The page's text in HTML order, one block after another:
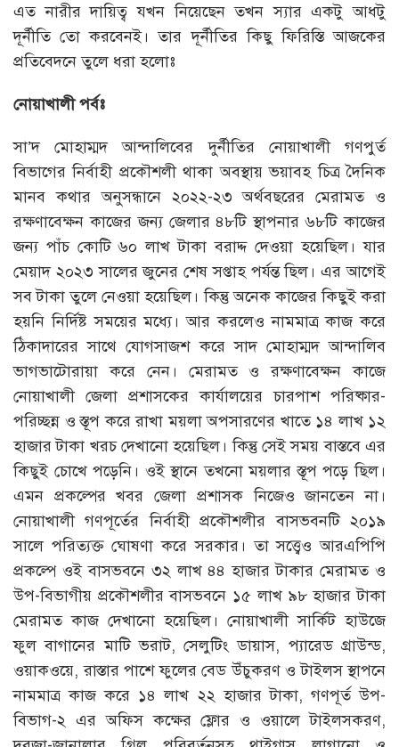
এত নারীর দায়িত্ব যখন নিয়েছেন তখন স্যার একটু আধটু
দূর্নীতি তো করবেনই। তার দূর্নীতির কিছু ফিরিস্তি আজকের
প্রতিবেদনে তুলে ধরা হলোঃ
নোয়াখালী পর্বঃ
সা’দ মোহাম্মদ আন্দালিবের দুর্নীতির নোয়াখালী গণপুর্ত
বিভাগের নির্বাহী প্রকৌশলী থাকা অবস্থায় ভয়াবহ চিত্র দৈনিক
মানব কথার অনুসন্ধানে ২০২২-২৩ অর্থবছরের মেরামত ও
রক্ষণাবেক্ষন কাজের জন্য জেলার ৪৮টি স্থাপনার ৬৮টি কাজের
জন্য পাঁচ কোটি ৬০ লাখ টাকা বরাদ্দ দেওয়া হয়েছিল। যার
মেয়াদ ২০২৩ সালের জুনের শেষ সপ্তাহ পর্যন্ত ছিল। এর আগেই
সব টাকা তুলে নেওয়া হয়েছিল। কিন্তু অনেক কাজের কিছুই করা
হয়নি নির্দিষ্ট সময়ের মধ্যে। আর করলেও নামমাত্র কাজ করে
ঠিকাদারের সাথে যোগসাজশ করে সাদ মোহাম্মদ আন্দালিব
ভাগভাটোরায়া করে নেন। মেরামত ও রক্ষণাবেক্ষন কাজে
নোয়াখালী জেলা প্রশাসকের কার্যালয়ের চারপাশ পরিষ্কার-
পরিচ্ছন্ন ও স্তূপ করে রাখা ময়লা অপসারণের খাতে ১৪ লাখ ১২
হাজার টাকা খরচ দেখানো হয়েছিল। কিন্তু সেই সময় বাস্তবে এর
কিছুই চোখে পড়েনি। ওই স্থানে তখনো ময়লার স্তূপ পড়ে ছিল।
এমন প্রকল্পের খবর জেলা প্রশাসক নিজেও জানতেন না।
নোয়াখালী গণপূর্তের নির্বাহী প্রকৌশলীর বাসভবনটি ২০১৯
সালে পরিত্যক্ত ঘোষণা করে সরকার। তা সত্ত্বেও আরএপিপি
প্রকল্পে ওই বাসভবনে ৩২ লাখ ৪৪ হাজার টাকার মেরামত ও
উপ-বিভাগীয় প্রকৌশলীর বাসভবনে ১৫ লাখ ৯৮ হাজার টাকা
মেরামত কাজ দেখানো হয়েছিল। নোয়াখালী সার্কিট হাউজে
ফুল বাগানের মাটি ভরাট, সেলুটিং ডায়াস, প্যারেড গ্রাউন্ড,
ওয়াকওয়ে, রাস্তার পাশে ফুলের বেড উঁচুকরণ ও টাইলস স্থাপনে
নামমাত্র কাজ করে ১৪ লাখ ২২ হাজার টাকা, গণপূর্ত উপ-
বিভাগ-২ এর অফিস কক্ষের ফ্লোর ও ওয়ালে টাইলসকরণ,